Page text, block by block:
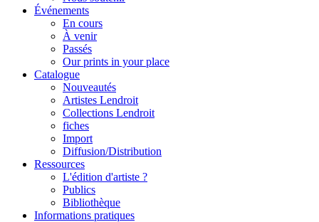
Événements
En cours
À venir
Passés
Our prints in your place
Catalogue
Nouveautés
Artistes Lendroit
Collections Lendroit
fiches
Import
Diffusion/Distribution
Ressources
L'édition d'artiste ?
Publics
Bibliothèque
Informations pratiques